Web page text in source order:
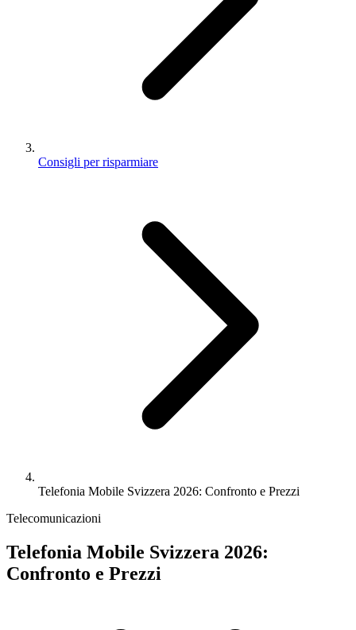
Consigli per risparmiare
Telefonia Mobile Svizzera 2026: Confronto e Prezzi
Telecomunicazioni
Telefonia Mobile Svizzera 2026:
Confronto e Prezzi